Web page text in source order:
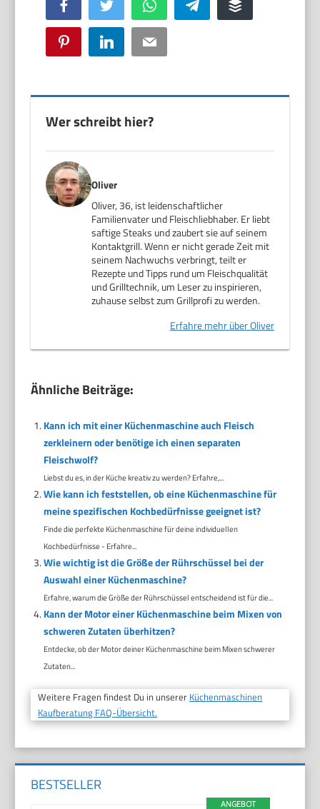
Facebook Twitter WhatsApp Telegram Buffer
Pinterest LinkedIn Email
Wer schreibt hier?
Oliver
Oliver, 36, ist leidenschaftlicher
Familienvater und Fleischliebhaber. Er liebt
saftige Steaks und zaubert sie auf seinem
Kontaktgrill. Wenn er nicht gerade Zeit mit
seinem Nachwuchs verbringt, teilt er
Rezepte und Tipps rund um Fleischqualität
und Grilltechnik, um Leser zu inspirieren,
zuhause selbst zum Grillprofi zu werden.
Erfahre mehr über Oliver
Ähnliche Beiträge:
Kann ich mit einer Küchenmaschine auch Fleisch
zerkleinern oder benötige ich einen separaten
Fleischwolf?
Liebst du es, in der Küche kreativ zu werden? Erfahre,...
Wie kann ich feststellen, ob eine Küchenmaschine für
meine spezifischen Kochbedürfnisse geeignet ist?
Finde die perfekte Küchenmaschine für deine individuellen
Kochbedürfnisse - Erfahre...
Wie wichtig ist die Größe der Rührschüssel bei der
Auswahl einer Küchenmaschine?
Erfahre, warum die Größe der Rührschüssel entscheidend ist für die...
Kann der Motor einer Küchenmaschine beim Mixen von
schweren Zutaten überhitzen?
Entdecke, ob der Motor deiner Küchenmaschine beim Mixen schwerer
Zutaten...
Weitere Fragen findest Du in unserer Küchenmaschinen
Kaufberatung FAQ-Übersicht.
BESTSELLER
ANGEBOT